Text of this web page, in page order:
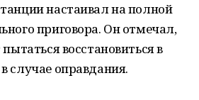
настаивал на полной
приговора. Он отмечал,
восстановиться в
случае оправдания.